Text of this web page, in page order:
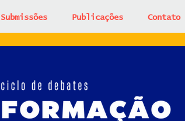
Submissões Publicações Contato